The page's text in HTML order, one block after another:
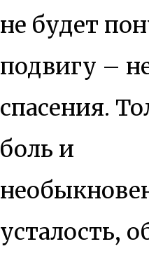
не будет
подвигу –
спасения.
боль и
усталость,